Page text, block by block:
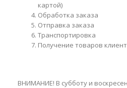
картой)
Обработка заказа
Отправка заказа
Транспортировка
Получение товаров
ВНИМАНИЕ! В субботу и